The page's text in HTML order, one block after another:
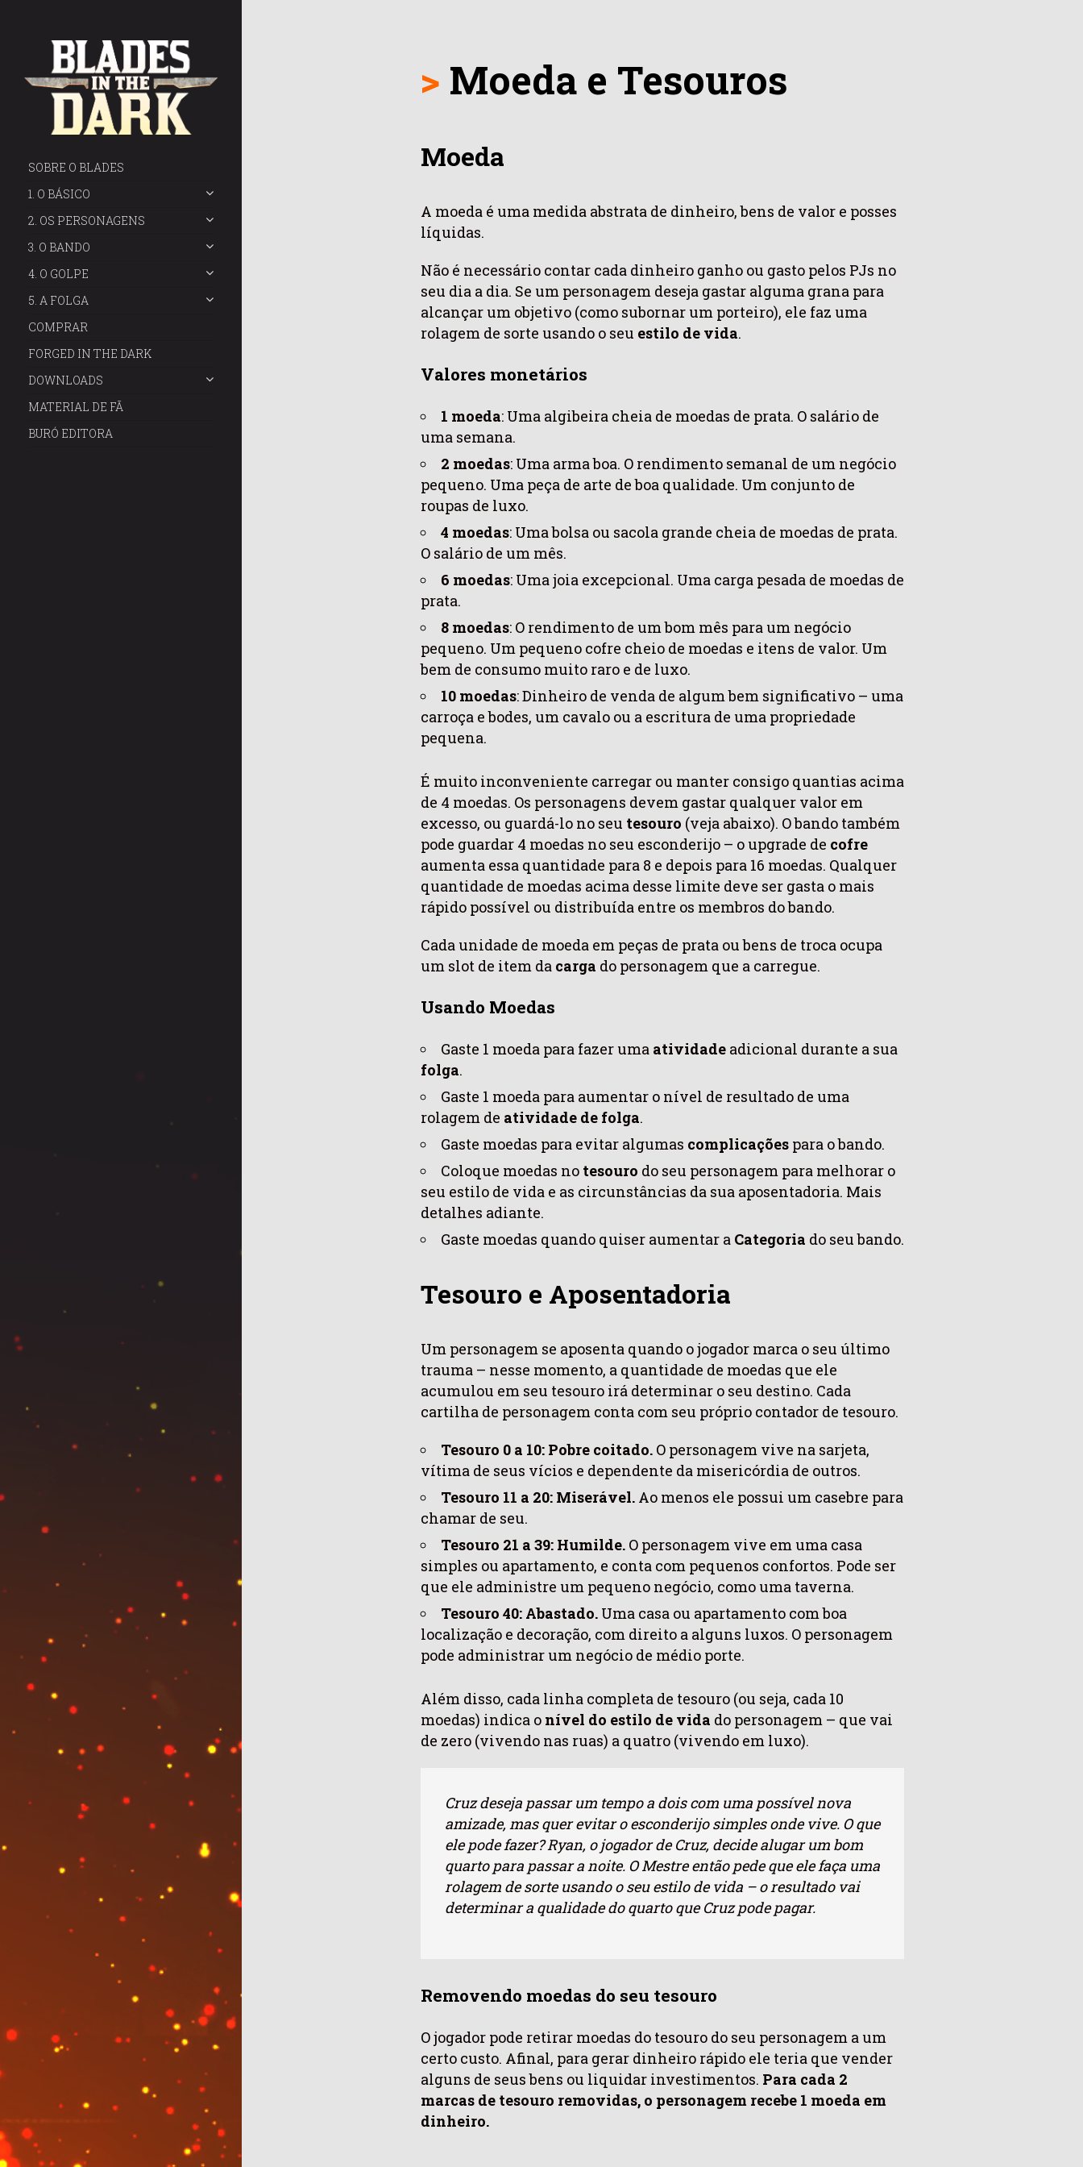
SOBRE O BLADES
1. O BÁSICO
2. OS PERSONAGENS
3. O BANDO
4. O GOLPE
5. A FOLGA
COMPRAR
FORGED IN THE DARK
DOWNLOADS
MATERIAL DE FÃ
BURÓ EDITORA
> Moeda e Tesouros
Moeda
A moeda é uma medida abstrata de dinheiro, bens de valor e posses
líquidas.
Não é necessário contar cada dinheiro ganho ou gasto pelos PJs no
seu dia a dia. Se um personagem deseja gastar alguma grana para
alcançar um objetivo (como subornar um porteiro), ele faz uma
rolagem de sorte usando o seu estilo de vida.
Valores monetários
1 moeda: Uma algibeira cheia de moedas de prata. O salário de
uma semana.
2 moedas: Uma arma boa. O rendimento semanal de um negócio
pequeno. Uma peça de arte de boa qualidade. Um conjunto de
roupas de luxo.
4 moedas: Uma bolsa ou sacola grande cheia de moedas de prata.
O salário de um mês.
6 moedas: Uma joia excepcional. Uma carga pesada de moedas de
prata.
8 moedas: O rendimento de um bom mês para um negócio
pequeno. Um pequeno cofre cheio de moedas e itens de valor. Um
bem de consumo muito raro e de luxo.
10 moedas: Dinheiro de venda de algum bem significativo – uma
carroça e bodes, um cavalo ou a escritura de uma propriedade
pequena.
É muito inconveniente carregar ou manter consigo quantias acima
de 4 moedas. Os personagens devem gastar qualquer valor em
excesso, ou guardá-lo no seu tesouro (veja abaixo). O bando também
pode guardar 4 moedas no seu esconderijo – o upgrade de cofre
aumenta essa quantidade para 8 e depois para 16 moedas. Qualquer
quantidade de moedas acima desse limite deve ser gasta o mais
rápido possível ou distribuída entre os membros do bando.
Cada unidade de moeda em peças de prata ou bens de troca ocupa
um slot de item da carga do personagem que a carregue.
Usando Moedas
Gaste 1 moeda para fazer uma atividade adicional durante a sua
folga.
Gaste 1 moeda para aumentar o nível de resultado de uma
rolagem de atividade de folga.
Gaste moedas para evitar algumas complicações para o bando.
Coloque moedas no tesouro do seu personagem para melhorar o
seu estilo de vida e as circunstâncias da sua aposentadoria. Mais
detalhes adiante.
Gaste moedas quando quiser aumentar a Categoria do seu bando.
Tesouro e Aposentadoria
Um personagem se aposenta quando o jogador marca o seu último
trauma – nesse momento, a quantidade de moedas que ele
acumulou em seu tesouro irá determinar o seu destino. Cada
cartilha de personagem conta com seu próprio contador de tesouro.
Tesouro 0 a 10: Pobre coitado. O personagem vive na sarjeta,
vítima de seus vícios e dependente da misericórdia de outros.
Tesouro 11 a 20: Miserável. Ao menos ele possui um casebre para
chamar de seu.
Tesouro 21 a 39: Humilde. O personagem vive em uma casa
simples ou apartamento, e conta com pequenos confortos. Pode ser
que ele administre um pequeno negócio, como uma taverna.
Tesouro 40: Abastado. Uma casa ou apartamento com boa
localização e decoração, com direito a alguns luxos. O personagem
pode administrar um negócio de médio porte.
Além disso, cada linha completa de tesouro (ou seja, cada 10
moedas) indica o nível do estilo de vida do personagem – que vai
de zero (vivendo nas ruas) a quatro (vivendo em luxo).
Cruz deseja passar um tempo a dois com uma possível nova
amizade, mas quer evitar o esconderijo simples onde vive. O que
ele pode fazer? Ryan, o jogador de Cruz, decide alugar um bom
quarto para passar a noite. O Mestre então pede que ele faça uma
rolagem de sorte usando o seu estilo de vida – o resultado vai
determinar a qualidade do quarto que Cruz pode pagar.
Removendo moedas do seu tesouro
O jogador pode retirar moedas do tesouro do seu personagem a um
certo custo. Afinal, para gerar dinheiro rápido ele teria que vender
alguns de seus bens ou liquidar investimentos. Para cada 2
marcas de tesouro removidas, o personagem recebe 1 moeda em
dinheiro.